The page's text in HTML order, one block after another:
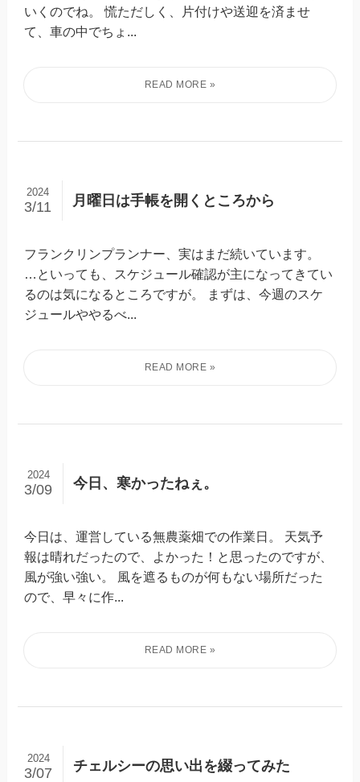
いくのでね。 慌ただしく、片付けや送迎を済ませ
て、車の中でちょ...
月曜日は手帳を開くところから
2024
3/11
フランクリンプランナー、実はまだ続いています。
…といっても、スケジュール確認が主になってきてい
るのは気になるところですが。 まずは、今週のスケ
ジュールややるべ...
今日、寒かったねぇ。
2024
3/09
今日は、運営している無農薬畑での作業日。 天気予
報は晴れだったので、よかった！と思ったのですが、
風が強い強い。 風を遮るものが何もない場所だった
ので、早々に作...
チェルシーの思い出を綴ってみた
2024
3/07